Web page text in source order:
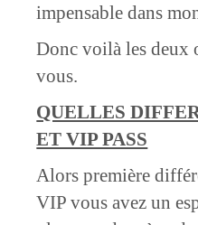
impensable dans
Donc voilà les deux
vous.
QUELLES
ET VIP PASS
Alors première
VIP vous avez un